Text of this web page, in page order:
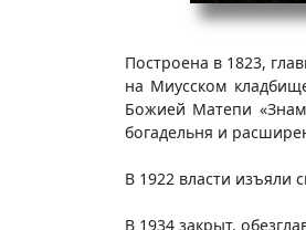
Построена в 1823,
на Миусском
Божией Матепи
богадельня и
В 1922 власти изъяли
В 1934 закрыт,